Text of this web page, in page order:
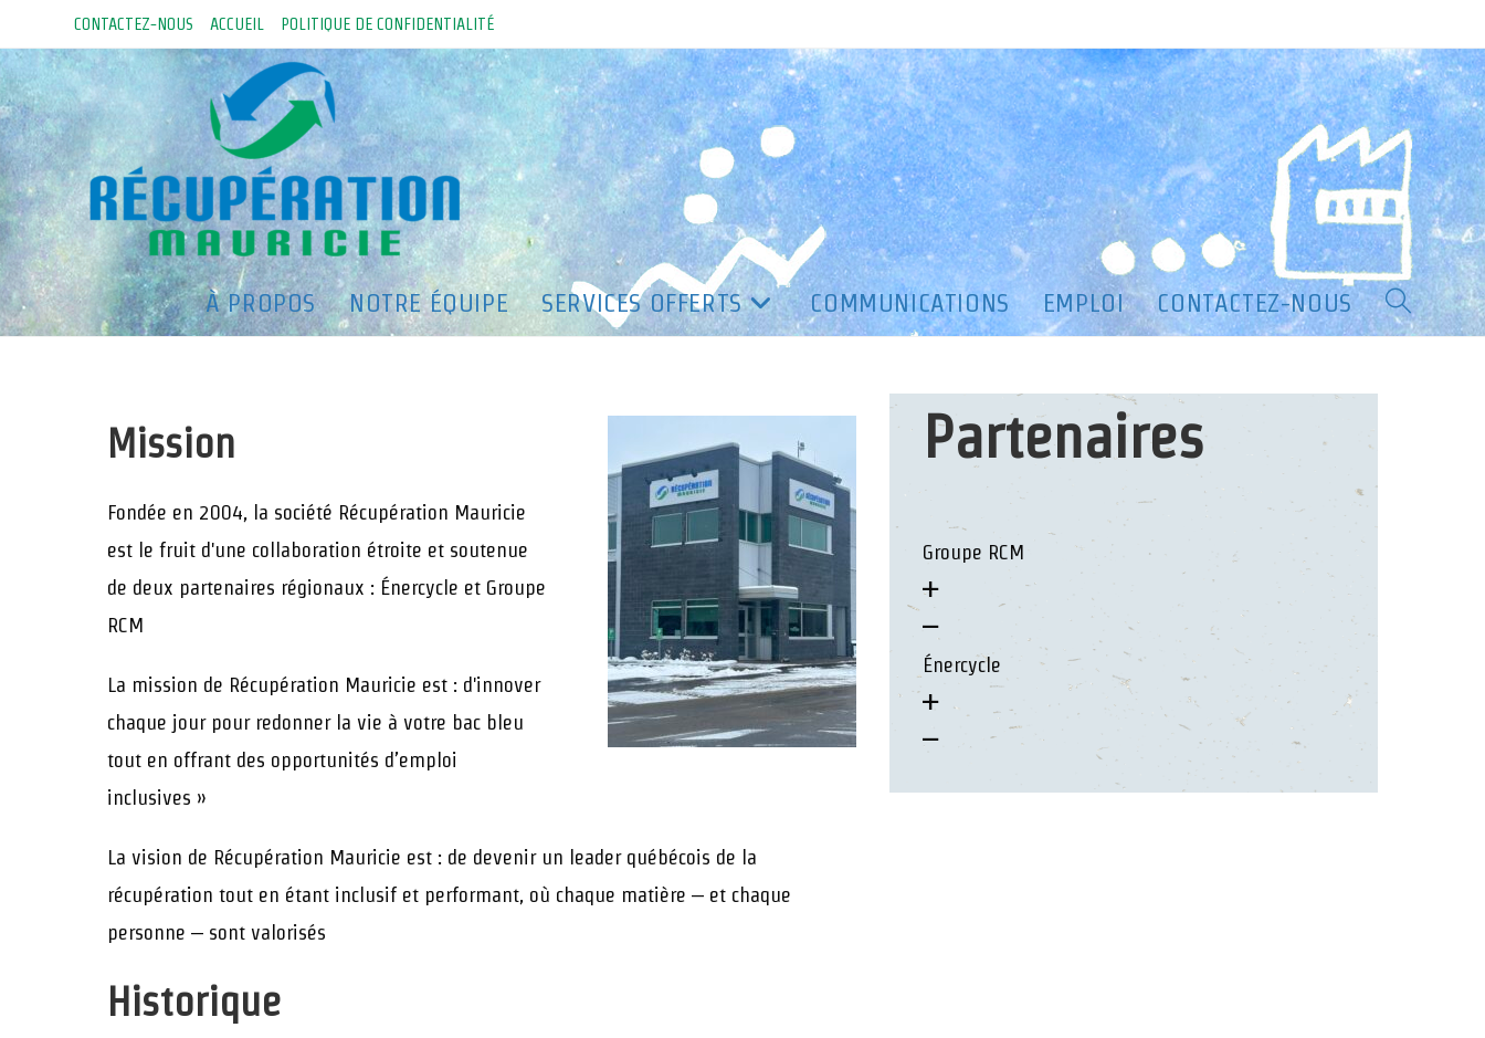
content
CONTACTEZ-NOUS ACCUEIL POLITIQUE DE CONFIDENTIALITÉ
À PROPOS NOTRE ÉQUIPE SERVICES OFFERTS COMMUNICATIONS EMPLOI CONTACTEZ-NOUS Toggle
À PROPOS > À PROPOS
Mission
Fondée en 2004, la société Récupération Mauricie
est le fruit d'une collaboration étroite et soutenue
de deux partenaires régionaux : Énercycle et Groupe
RCM
La mission de Récupération Mauricie est : d'innover
chaque jour pour redonner la vie à votre bac bleu
tout en offrant des opportunités d’emploi
inclusives »
La vision de Récupération Mauricie est : de devenir un leader québécois de la
récupération tout en étant inclusif et performant, où chaque matière – et chaque
personne – sont valorisés
Historique
Partenaires
Groupe RCM
Énercycle